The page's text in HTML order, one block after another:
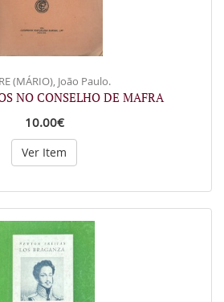
(MÁRIO), João Paulo.
NO CONSELHO DE MAFRA
10.00€
Ver Item